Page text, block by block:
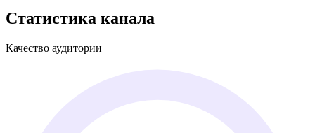
Статистика канала
Качество аудитории